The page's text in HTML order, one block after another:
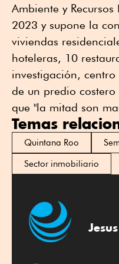
Ambiente y Recursos
2023 y supone la
viviendas
hoteleras, 10
investigación,
de un predio
que "la mitad son
Temas
Quintana Roo
Sector inmobiliario